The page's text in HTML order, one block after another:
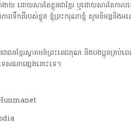
ាយ ដោយសារតែខ្លួនជាខ្មែរ ឬដោយសារតែការបញ្
ណភាពទឹកដីរបស់ខ្លួន ខ្ញុំព្រះករុណាខ្ញុំ សូមនិមន្ត
រជាជនខ្មែរស្វាគមន៍ព្រះតេជគុណ និងបងប្អូនគ្រប់
សណាផ្សេងនោះទេ។